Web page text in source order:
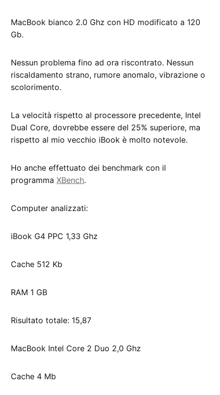
MacBook bianco 2.0 Ghz con HD modificato a 120
Gb.
Nessun problema fino ad ora riscontrato. Nessun
riscaldamento strano, rumore anomalo, vibrazione o
scolorimento.
La velocità rispetto al processore precedente, Intel
Dual Core, dovrebbe essere del 25% superiore, ma
rispetto al mio vecchio iBook è molto notevole.
Ho anche effettuato dei benchmark con il
programmaXBench.
Computer analizzati:
iBook G4 PPC 1,33 Ghz
Cache 512 Kb
RAM 1 GB
Risultato totale: 15,87
MacBook Intel Core 2 Duo 2,0 Ghz
Cache 4 Mb